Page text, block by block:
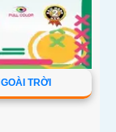
TRỜI